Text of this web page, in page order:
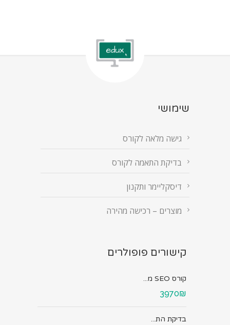
שימושי
גישה מלאה לקורס
בדיקת התאמה לקורס
דיסקליימר ותקנון
מוצרים – רכישה מהירה
קישורים פופולרים
קורס SEO מ...
3970₪
בדיקת הת...